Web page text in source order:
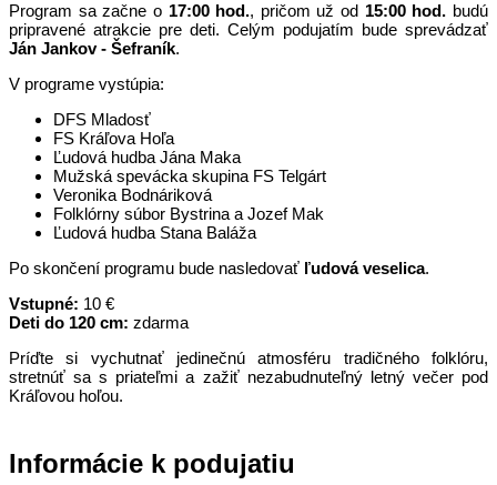
Program sa začne o 17:00 hod., pričom už od 15:00 hod. budú
pripravené atrakcie pre deti. Celým podujatím bude sprevádzať
Ján Jankov - Šefraník.
V programe vystúpia:
DFS Mladosť
FS Kráľova Hoľa
Ľudová hudba Jána Maka
Mužská spevácka skupina FS Telgárt
Veronika Bodnáriková
Folklórny súbor Bystrina a Jozef Mak
Ľudová hudba Stana Baláža
Po skončení programu bude nasledovať ľudová veselica.
Vstupné: 10 €
Deti do 120 cm: zdarma
Príďte si vychutnať jedinečnú atmosféru tradičného folklóru,
stretnúť sa s priateľmi a zažiť nezabudnuteľný letný večer pod
Kráľovou hoľou.
Informácie k podujatiu